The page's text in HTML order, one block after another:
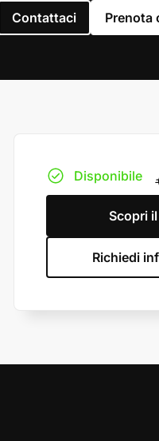
Contattaci Prenota
Disponibile
Scopri
Richiedi